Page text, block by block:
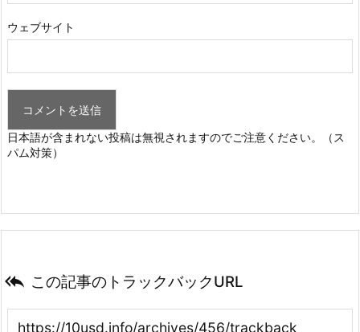
ウェブサイト
日本語が含まれない投稿は無視されますのでご注意ください。（ス
パム対策）
 この記事のトラックバックURL